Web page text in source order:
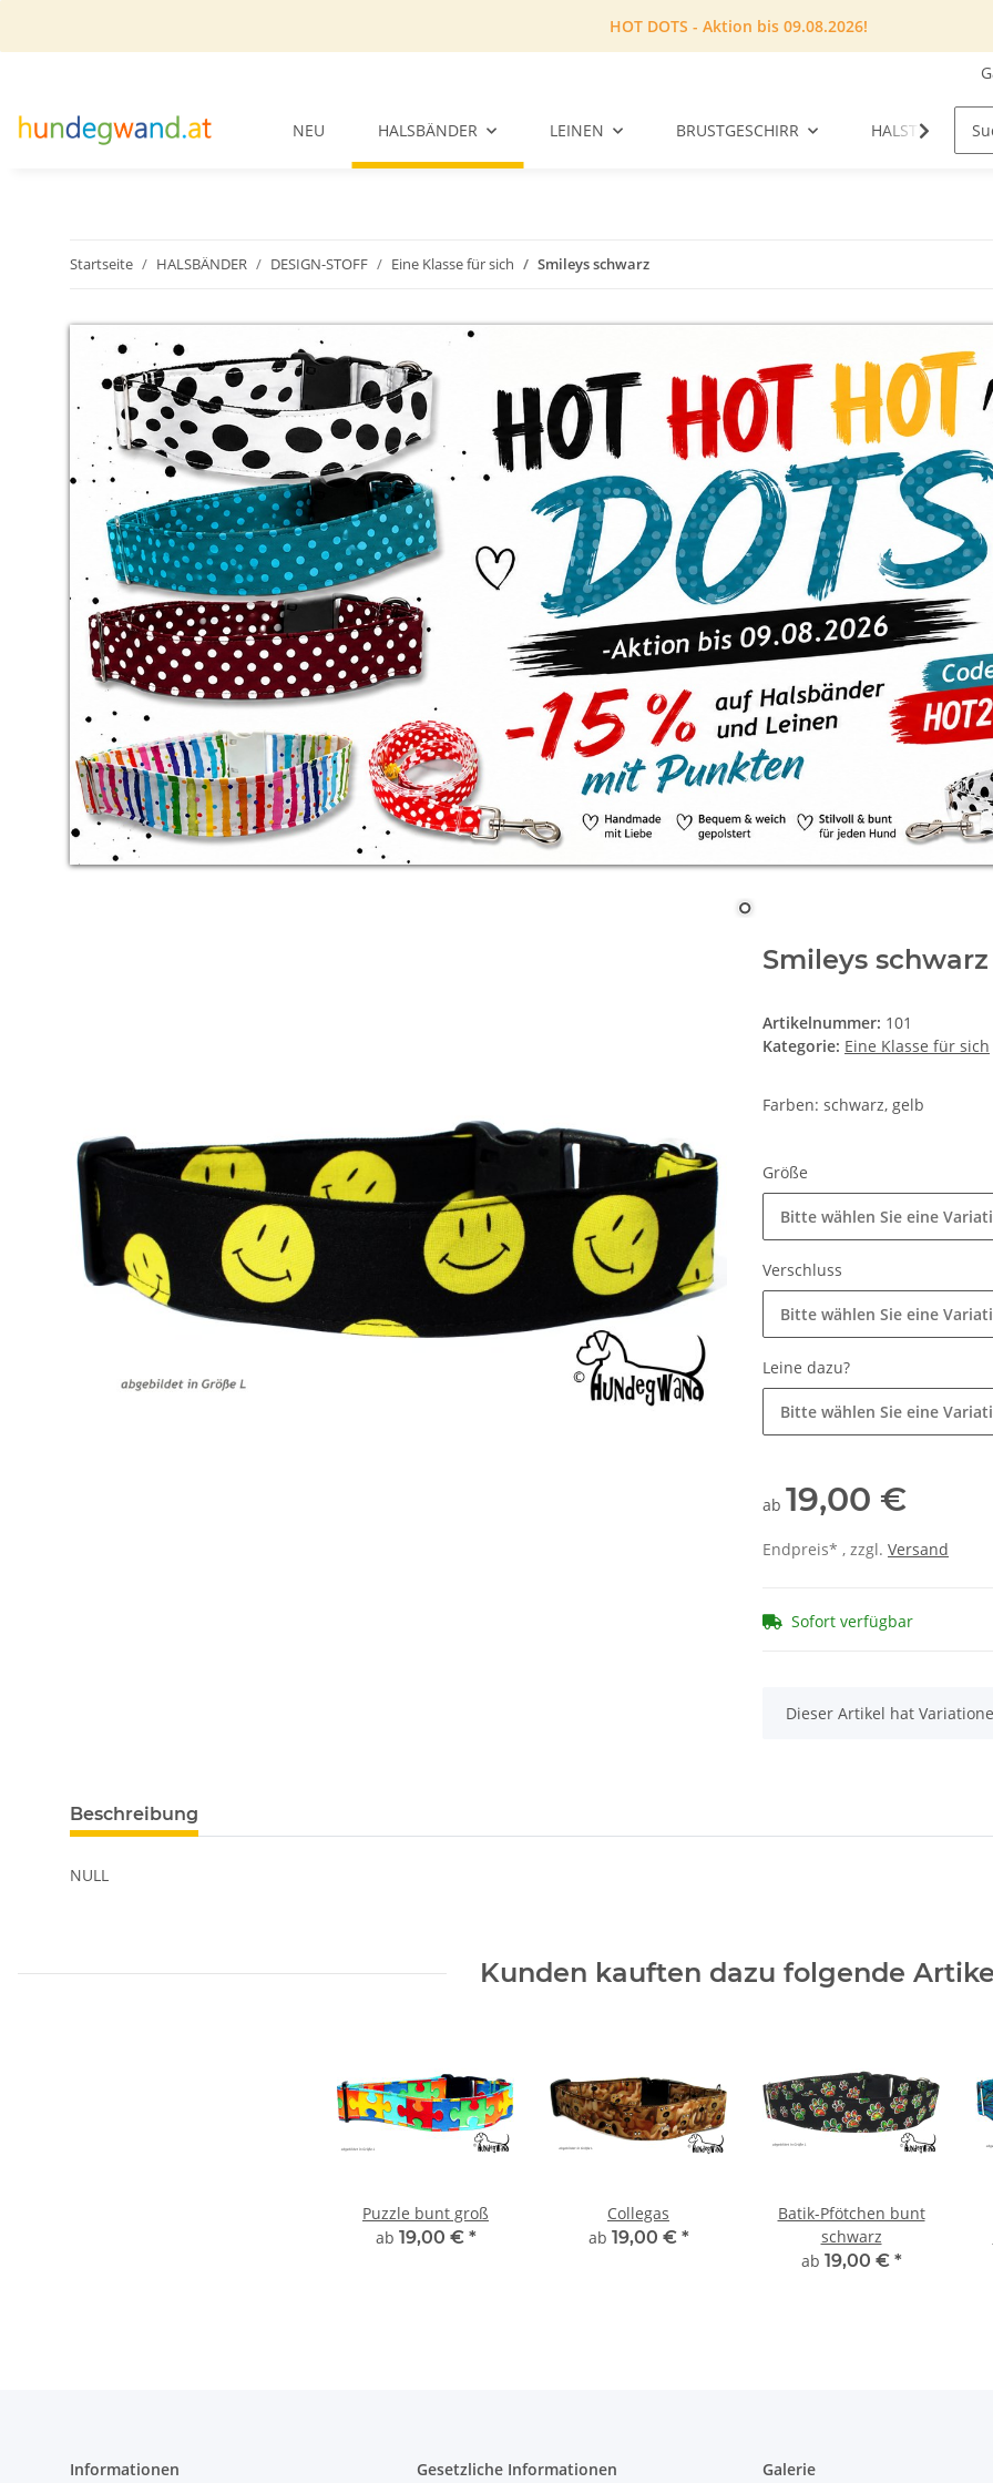
HOT DOTS - Aktion bis 09.08.2026!
NEU HALSBÄNDER LEINEN BRUSTGESCHIRR HALSTUCH
Startseite HALSBÄNDER DESIGN-STOFF Eine Klasse für sich Smileys schwarz
Smileys schwarz
Artikelnummer: 101
Kategorie: Eine Klasse für sich
Farben: schwarz, gelb
Größe
Bitte wählen Sie eine
Verschluss
Bitte wählen Sie eine
Leine dazu?
Bitte wählen Sie eine
ab 19,00 €
Endpreis* , zzgl. Versand
Sofort verfügbar
x
Dieser Artikel hat
Beschreibung
NULL
Kunden kauften dazu folgende
Puzzle bunt groß
ab 19,00 € *
Collegas
ab 19,00 € *
Batik-Pfötchen bunt
schwarz
ab 19,00 € *
Informationen Gesetzliche Informationen Galerie